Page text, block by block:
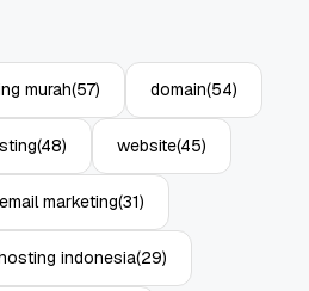
murah(57) domain(54)
(48) website(45)
email marketing(31)
indonesia(29)